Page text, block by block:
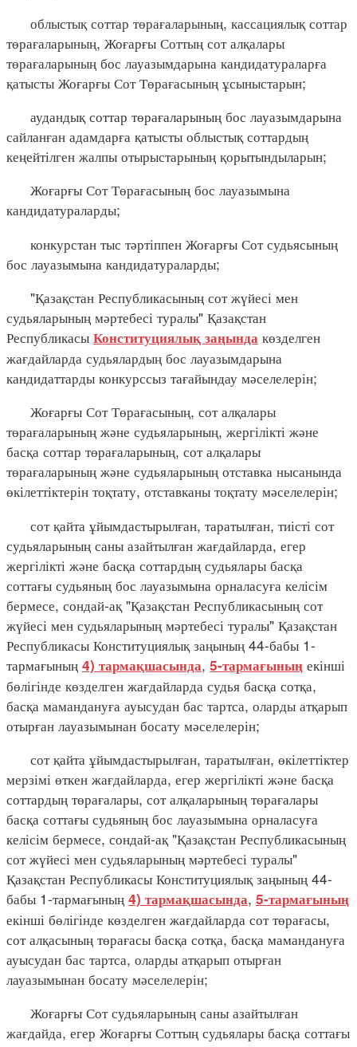
облыстық соттар төрағаларының, кассациялық соттар
төрағаларының, Жоғарғы Соттың сот алқалары
төрағаларының бос лауазымдарына кандидатураларға
қатысты Жоғарғы Сот Төрағасының ұсыныстарын;
аудандық соттар төрағаларының бос лауазымдарына
сайланған адамдарға қатысты облыстық соттардың
кеңейтілген жалпы отырыстарының қорытындыларын;
Жоғарғы Сот Төрағасының бос лауазымына
кандидатураларды;
конкурстан тыс тәртіппен Жоғарғы Сот судьясының
бос лауазымына кандидатураларды;
"Қазақстан Республикасының сот жүйесі мен
судьяларының мәртебесі туралы" Қазақстан
Республикасы Конституциялық заңында көзделген
жағдайларда судьялардың бос лауазымдарына
кандидаттарды конкурссыз тағайындау мәселелерін;
Жоғарғы Сот Төрағасының, сот алқалары
төрағаларының және судьяларының, жергілікті және
басқа соттар төрағаларының, сот алқалары
төрағаларының және судьяларының отставка нысанында
өкілеттіктерін тоқтату, отставканы тоқтату мәселелерін;
сот қайта ұйымдастырылған, таратылған, тиісті сот
судьяларының саны азайтылған жағдайларда, егер
жергілікті және басқа соттардың судьялары басқа
соттағы судьяның бос лауазымына орналасуға келісім
бермесе, сондай-ақ "Қазақстан Республикасының сот
жүйесі мен судьяларының мәртебесі туралы" Қазақстан
Республикасы Конституциялық заңының 44-бабы 1-
тармағының 4) тармақшасында, 5-тармағының екінші
бөлігінде көзделген жағдайларда судья басқа сотқа,
басқа мамандануға ауысудан бас тартса, оларды атқарып
отырған лауазымынан босату мәселелерін;
сот қайта ұйымдастырылған, таратылған, өкілеттіктер
мерзімі өткен жағдайларда, егер жергілікті және басқа
соттардың төрағалары, сот алқаларының төрағалары
басқа соттағы судьяның бос лауазымына орналасуға
келісім бермесе, сондай-ақ "Қазақстан Республикасының
сот жүйесі мен судьяларының мәртебесі туралы"
Қазақстан Республикасы Конституциялық заңының 44-
бабы 1-тармағының 4) тармақшасында, 5-тармағының
екінші бөлігінде көзделген жағдайларда сот төрағасы,
сот алқасының төрағасы басқа сотқа, басқа мамандануға
ауысудан бас тартса, оларды атқарып отырған
лауазымынан босату мәселелерін;
Жоғарғы Сот судьяларының саны азайтылған
жағдайда, егер Жоғарғы Соттың судьялары басқа соттағы